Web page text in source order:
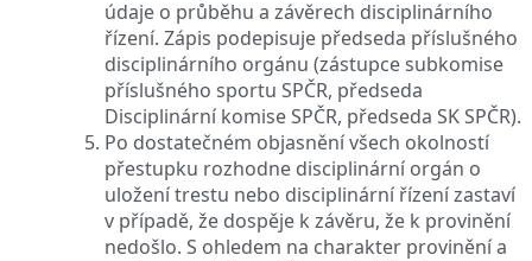
údaje o průběhu a závěrech disciplinárního
řízení. Zápis podepisuje předseda příslušného
disciplinárního orgánu (zástupce subkomise
příslušného sportu SPČR, předseda
Disciplinární komise SPČR, předseda SK SPČR).
Po dostatečném objasnění všech okolností
přestupku rozhodne disciplinární orgán o
uložení trestu nebo disciplinární řízení zastaví
v případě, že dospěje k závěru, že k provinění
nedošlo. S ohledem na charakter provinění a